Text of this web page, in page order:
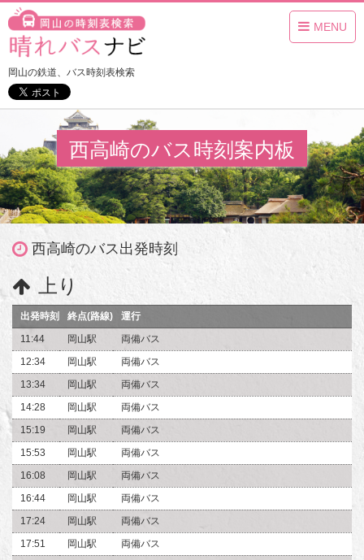
MENU
岡山の鉄道、バス時刻表検索
西高崎のバス時刻案内板
西高崎のバス出発時刻
上り
出発時刻 終点(路線)
運行
11:44
岡山駅
両備バス
12:34
岡山駅
両備バス
13:34
岡山駅
両備バス
14:28
岡山駅
両備バス
15:19
岡山駅
両備バス
15:53
岡山駅
両備バス
16:08
岡山駅
両備バス
16:44
岡山駅
両備バス
17:24
岡山駅
両備バス
17:51
岡山駅 両備バス